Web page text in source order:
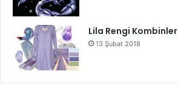
Lila Rengi Kombinler
13 Şubat 2018